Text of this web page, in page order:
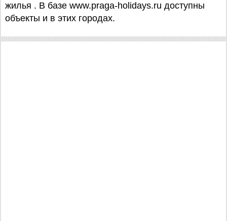
жилья . В базе www.praga-holidays.ru доступны
объекты и в этих городах.